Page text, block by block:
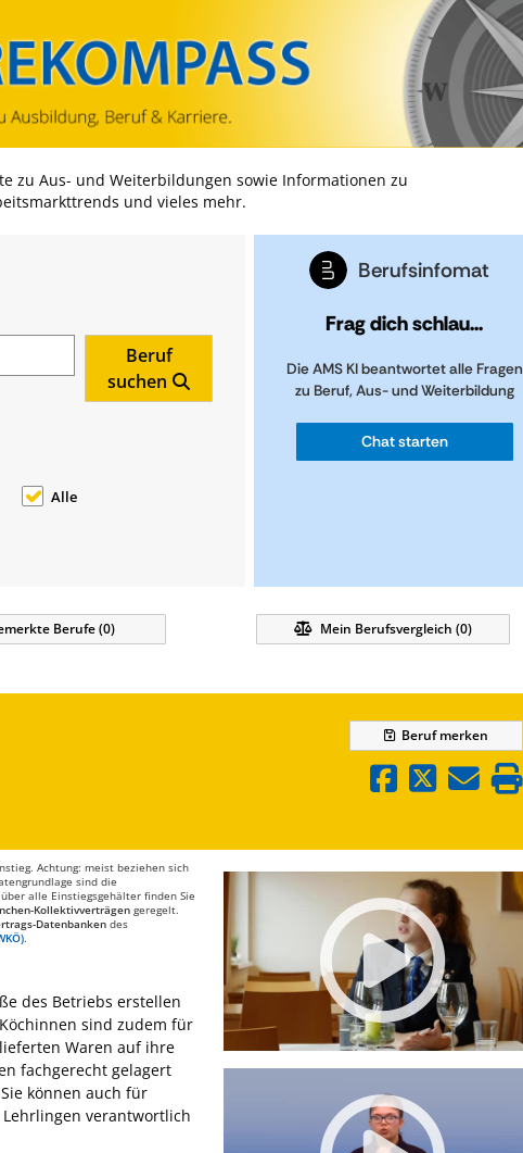
Zum Inhalt springen
Zum Navmenü springen
Zur Suche springen
Zur Footer springen
zu Aus- und Weiterbildungen sowie Informationen zu
und vieles mehr.
Beruf
suchen
Alle
Berufsinfomat
Frag dich schlau...
Die AMS KI beantwortet alle Fragen
zu Beruf, Aus- und Weiterbildung
Chat starten
Berufe(0) Mein Berufsvergleich (0)
Berufmerken
Achtung: meist beziehen sich
sind die
alle Einstiegsgehälter finden Sie
Kollektivverträgen geregelt.
Datenbanken des
.
des Betriebs erstellen
sind zudem für
Waren auf ihre
fachgerecht gelagert
können auch für
verantwortlich